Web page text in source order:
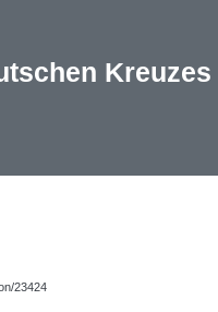
Kreuzes
23424